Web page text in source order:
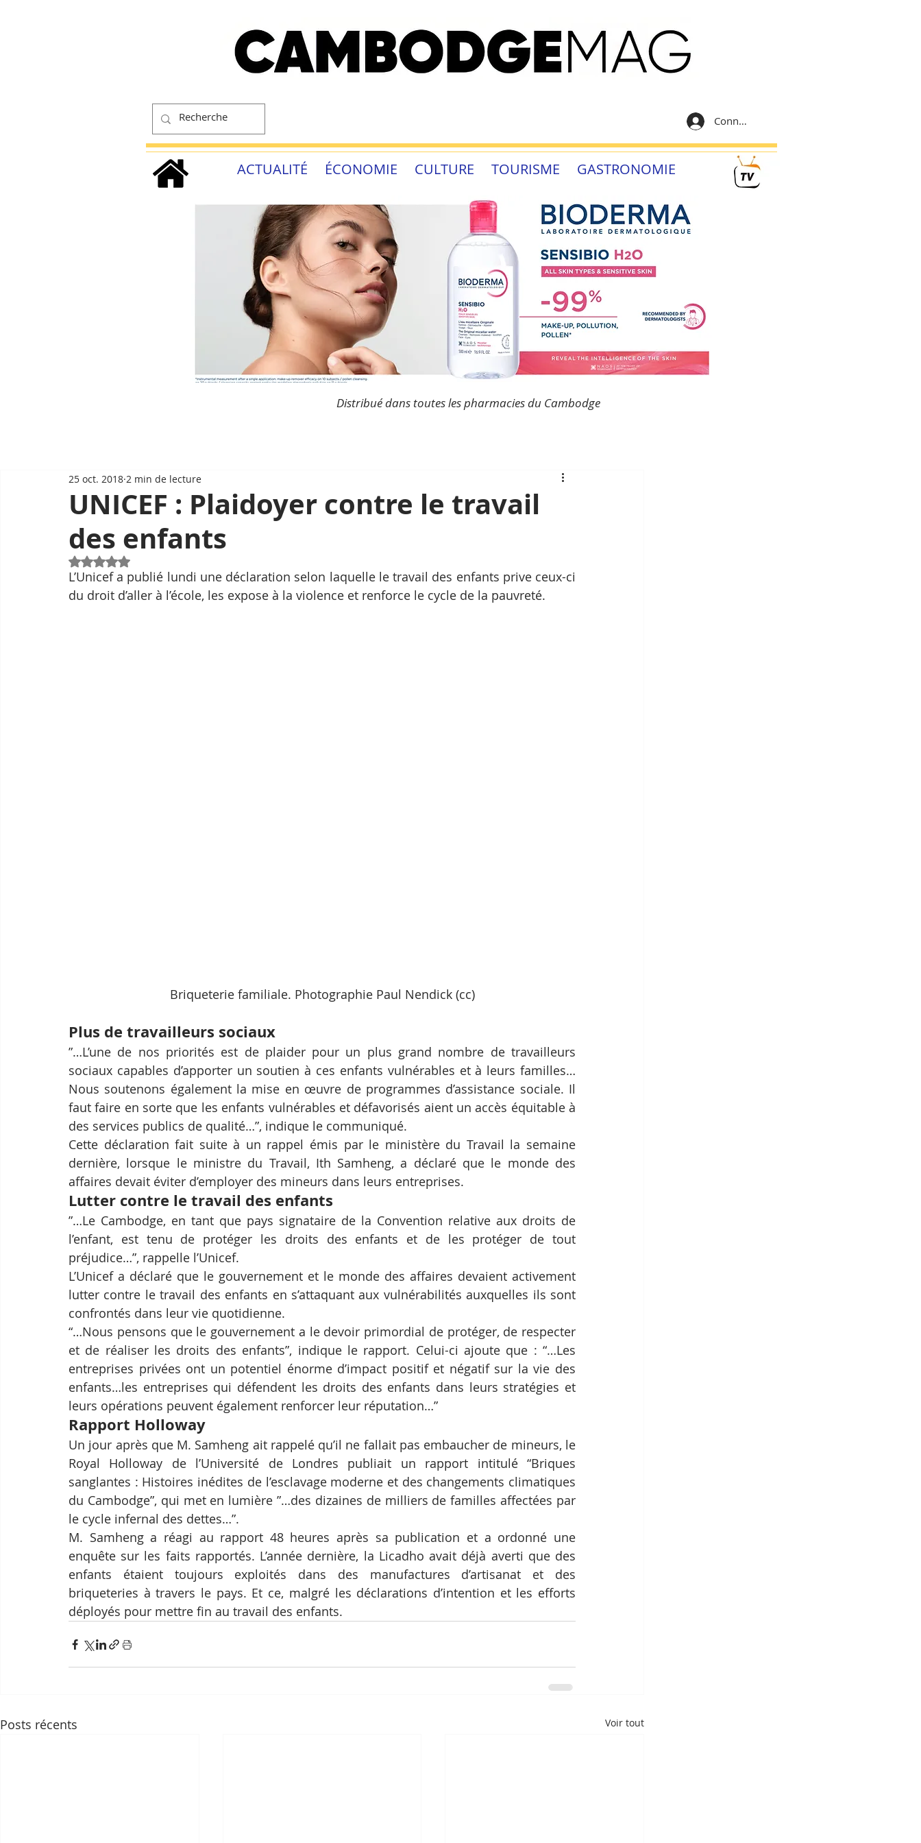
Connexion
ACTUALITÉ ÉCONOMIE CULTURE TOURISME GASTRONOMIE
Distribué dans toutes les pharmacies du Cambodge
UNICEF : Plaidoyer contre le travail
des enfants
25 oct. 2018 2 min de lecture
Noté NaN étoiles sur 5.
L’Unicef ​​a publié lundi une déclaration selon laquelle le travail des enfants prive ceux-ci
du droit d’aller à l’école, les expose à la violence et renforce le cycle de la pauvreté.
Briqueterie familiale. Photographie Paul Nendick (cc)
Plus de travailleurs sociaux
”…L’une de nos priorités est de plaider pour un plus grand nombre de travailleurs
sociaux capables d’apporter un soutien à ces enfants vulnérables et à leurs familles…
Nous soutenons également la mise en œuvre de programmes d’assistance sociale. Il
faut faire en sorte que les enfants vulnérables et défavorisés aient un accès équitable à
des services publics de qualité…”, indique le communiqué.
Cette déclaration fait suite à un rappel émis par le ministère du Travail la semaine
dernière, lorsque le ministre du Travail, Ith Samheng, a déclaré que le monde des
affaires devait éviter d’employer des mineurs dans leurs entreprises.
Lutter contre le travail des enfants
”…Le Cambodge, en tant que pays signataire de la Convention relative aux droits de
l’enfant, est tenu de protéger les droits des enfants et de les protéger de tout
préjudice…”, rappelle l’Unicef.
L’Unicef ​​a déclaré que le gouvernement et le monde des affaires devaient activement
lutter contre le travail des enfants en s’attaquant aux vulnérabilités auxquelles ils sont
confrontés dans leur vie quotidienne.
“…Nous pensons que le gouvernement a le devoir primordial de protéger, de respecter
et de réaliser les droits des enfants”, indique le rapport. Celui-ci ajoute que : “…Les
entreprises privées ont un potentiel énorme d’impact positif et négatif sur la vie des
enfants…les entreprises qui défendent les droits des enfants dans leurs stratégies et
leurs opérations peuvent également renforcer leur réputation…”
Rapport Holloway
Un jour après que M. Samheng ait rappelé qu’il ne fallait pas embaucher de mineurs, le
Royal Holloway de l’Université de Londres publiait un rapport intitulé “Briques
sanglantes : Histoires inédites de l’esclavage moderne et des changements climatiques
du Cambodge”, qui met en lumière ”…des dizaines de milliers de familles affectées par
le cycle infernal des dettes…”.
M. Samheng a réagi au rapport 48 heures après sa publication et a ordonné une
enquête sur les faits rapportés. L’année dernière, la Licadho avait déjà averti que des
enfants étaient toujours exploités dans des manufactures d’artisanat et des
briqueteries à travers le pays. Et ce, malgré les déclarations d’intention et les efforts
déployés pour mettre fin au travail des enfants.
Posts récents Voir tout